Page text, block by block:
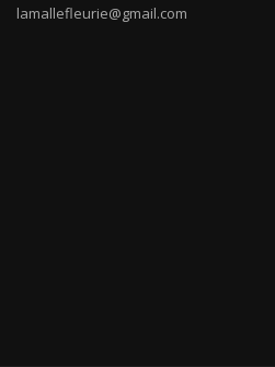
lamallefleurie@gmail.com